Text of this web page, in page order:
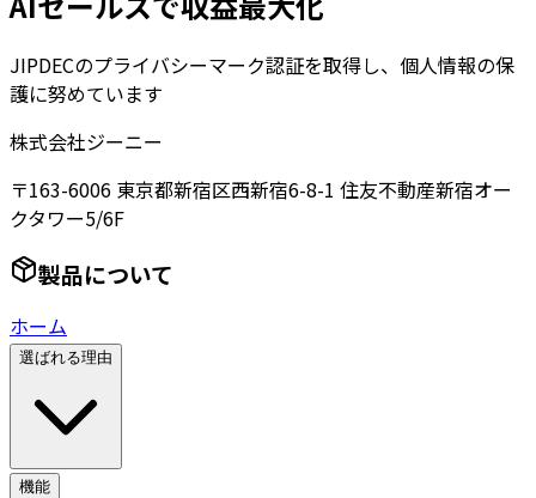
JIPDECのプライバシーマーク認証を取得し、個人情報の保
護に努めています
株式会社ジーニー
〒163-6006 東京都新宿区西新宿6-8-1 住友不動産新宿オー
クタワー5/6F
製品について
ホーム
選ばれる理由
機能